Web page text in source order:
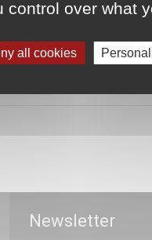
de l’activité de
Newsletter
over what
all cookies